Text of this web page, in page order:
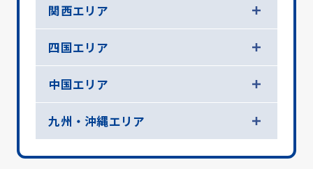
関西エリア
四国エリア
中国エリア
九州・沖縄エリア